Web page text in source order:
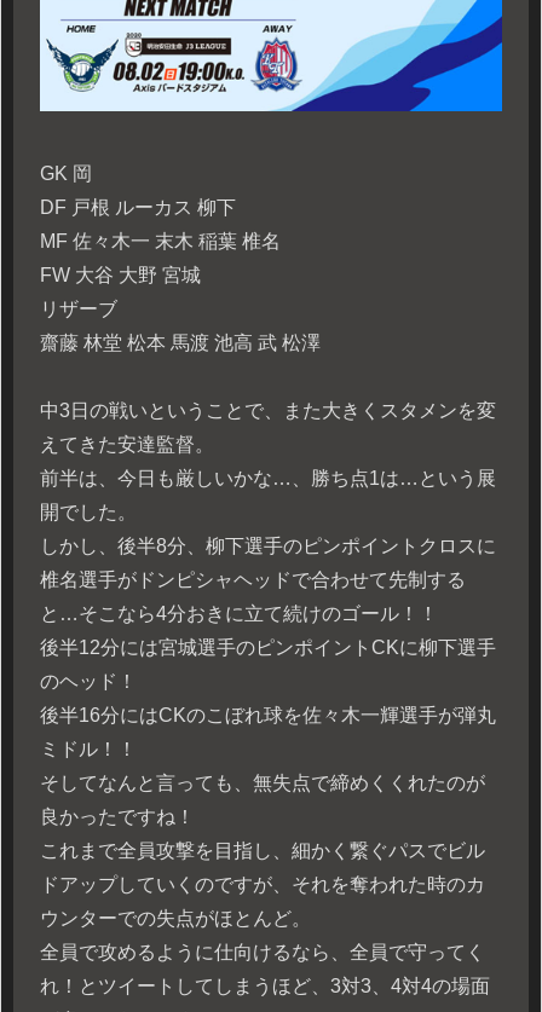
GK 岡
DF 戸根 ルーカス 柳下
MF 佐々木一 末木 稲葉 椎名
FW 大谷 大野 宮城
リザーブ
齋藤 林堂 松本 馬渡 池高 武 松澤
中3日の戦いということで、また大きくスタメンを変
えてきた安達監督。
前半は、今日も厳しいかな…、勝ち点1は…という展
開でした。
しかし、後半8分、柳下選手のピンポイントクロスに
椎名選手がドンピシャヘッドで合わせて先制する
と…そこなら4分おきに立て続けのゴール！！
後半12分には宮城選手のピンポイントCKに柳下選手
のヘッド！
後半16分にはCKのこぼれ球を佐々木一輝選手が弾丸
ミドル！！
そしてなんと言っても、無失点で締めくくれたのが
良かったですね！
これまで全員攻撃を目指し、細かく繋ぐパスでビル
ドアップしていくのですが、それを奪われた時のカ
ウンターでの失点がほとんど。
全員で攻めるように仕向けるなら、全員で守ってく
れ！とツイートしてしまうほど、3対3、4対4の場面